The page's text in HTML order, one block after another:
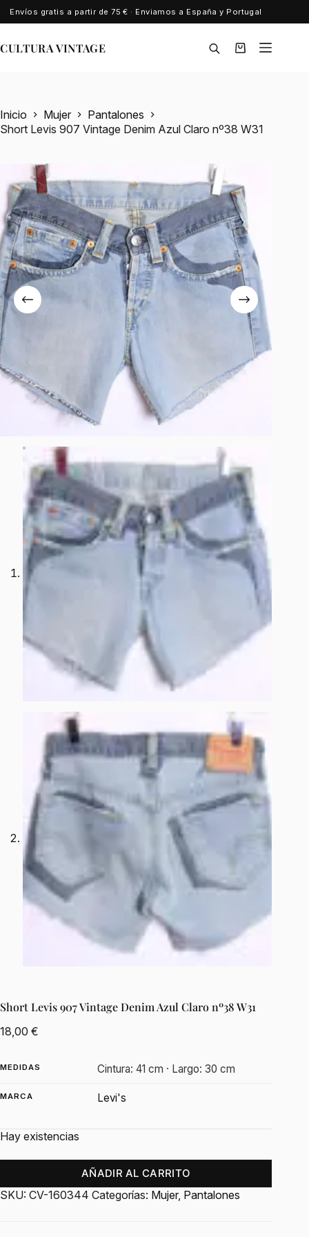
Saltar
al
Envíos gratis a partir de 75 € · Enviamos a España y Portugal
CULTURA VINTAGE
Carro
Inicio Mujer
Pantalones
Short Levis 907 Vintage Denim Azul Claro nº38 W31
Short Levis 907 Vintage Denim Azul Claro nº38 W31
18,00 €
MEDIDAS Cintura: 41 cm · Largo: 30 cm
MARCA Levi's
Hay existencias
AÑADIR AL CARRITO
SKU: CV-160344 Categorías: Mujer, Pantalones